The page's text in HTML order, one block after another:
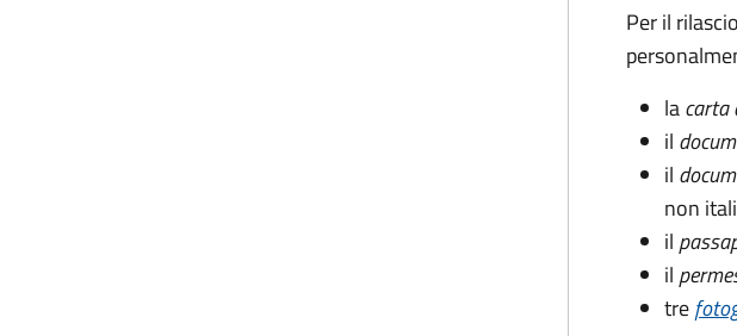
Per il
lacarta
il
il
non
il
il
tre